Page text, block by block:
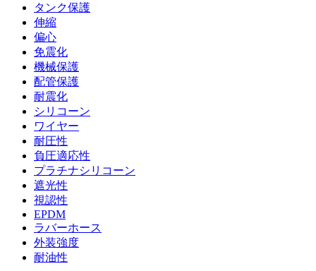
タンク保護
伸縮
偏心
免震化
機械保護
配管保護
耐震化
シリコーン
ワイヤー
耐圧性
負圧適応性
プラチナシリコーン
遮光性
視認性
EPDM
ラバーホース
外装強度
耐油性